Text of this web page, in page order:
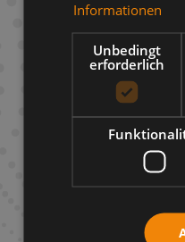
Infos zum Hersteller
Informationen
Unbedingt
erforderlich